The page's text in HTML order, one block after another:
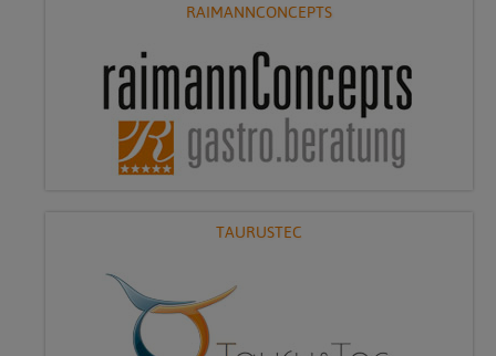
RAIMANNCONCEPTS
TAURUSTEC